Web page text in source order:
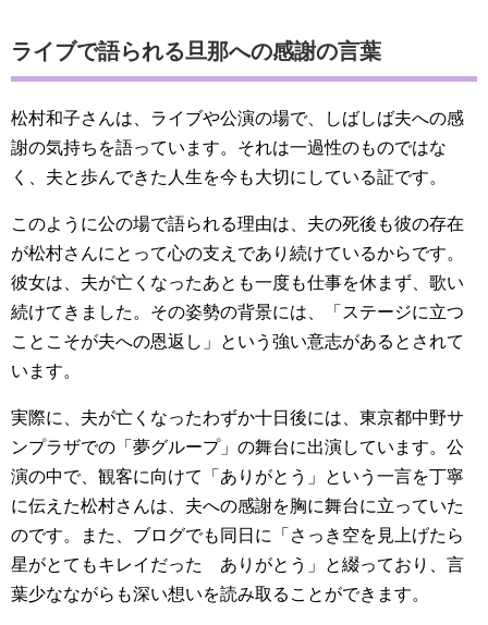
ライブで語られる旦那への感謝の言葉
松村和子さんは、ライブや公演の場で、しばしば夫への感
謝の気持ちを語っています。それは一過性のものではな
く、夫と歩んできた人生を今も大切にしている証です。
このように公の場で語られる理由は、夫の死後も彼の存在
が松村さんにとって心の支えであり続けているからです。
彼女は、夫が亡くなったあとも一度も仕事を休まず、歌い
続けてきました。その姿勢の背景には、「ステージに立つ
ことこそが夫への恩返し」という強い意志があるとされて
います。
実際に、夫が亡くなったわずか十日後には、東京都中野サ
ンプラザでの「夢グループ」の舞台に出演しています。公
演の中で、観客に向けて「ありがとう」という一言を丁寧
に伝えた松村さんは、夫への感謝を胸に舞台に立っていた
のです。また、ブログでも同日に「さっき空を見上げたら
星がとてもキレイだった ありがとう」と綴っており、言
葉少なながらも深い想いを読み取ることができます。